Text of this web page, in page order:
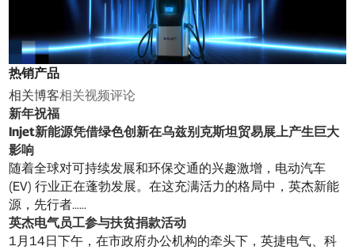
热销产品
相关博客相关视频评论
新年祝福
Injet新能源凭借绿色创新在乌兹别克斯坦贸易展上产生巨大
影响
随着全球对可持续发展和环保交通的兴趣激增，电动汽车
(EV) 行业正在蓬勃发展。在这充满活力的格局中，英杰新能
源，先行者……
英杰电气员工参与扶贫捐款活动
1月14日下午，在市政府办公机构的牵头下，英捷电气、科